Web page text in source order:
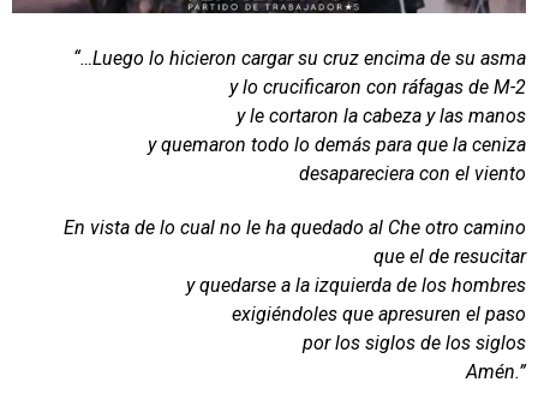
“…Luego lo hicieron cargar su cruz encima de su asma
y lo crucificaron con ráfagas de M-2
y le cortaron la cabeza y las manos
y quemaron todo lo demás para que la ceniza
desapareciera con el viento
En vista de lo cual no le ha quedado al Che otro camino
que el de resucitar
y quedarse a la izquierda de los hombres
exigiéndoles que apresuren el paso
por los siglos de los siglos
Amén.”